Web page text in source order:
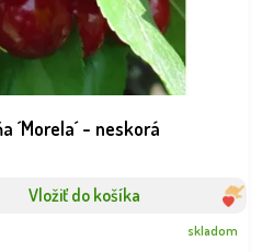
´Morela´ - neskorá
Vložiť do košíka
skladom